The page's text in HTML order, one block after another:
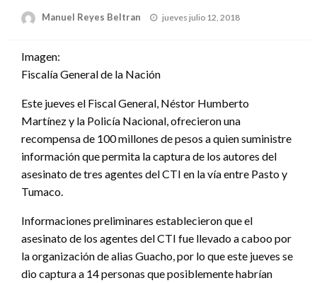
Manuel Reyes Beltran
Publicado
jueves julio 12, 2018
Imagen:
Fiscalía General de la Nación
Este jueves el Fiscal General, Néstor Humberto
Martínez y la Policía Nacional, ofrecieron una
recompensa de 100 millones de pesos a quien suministre
información que permita la captura de los autores del
asesinato de tres agentes del CTI en la vía entre Pasto y
Tumaco.
Informaciones preliminares establecieron que el
asesinato de los agentes del CTI fue llevado a caboo por
la organización de alias Guacho, por lo que este jueves se
dio captura a 14 personas que posiblemente habrían